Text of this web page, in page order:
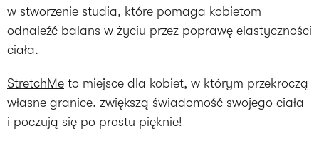
w stworzenie studia, które pomaga kobietom
odnaleźć balans w życiu przez poprawę elastyczności
ciała.
StretchMe to miejsce dla kobiet, w którym przekroczą
własne granice, zwiększą świadomość swojego ciała
i poczują się po prostu pięknie!